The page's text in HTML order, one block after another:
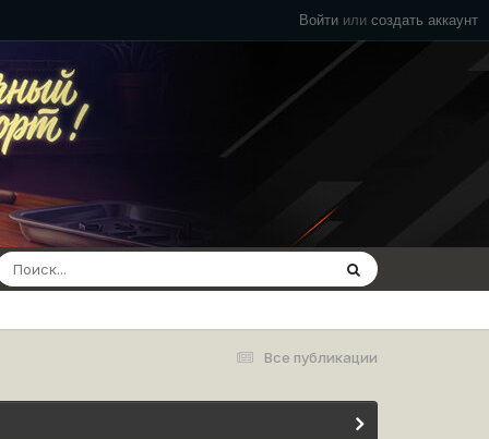
Войти или создать аккаунт
Все публикации